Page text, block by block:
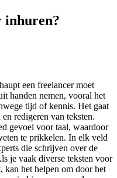
inhuren?
een freelancer moet
handen nemen, vooral het
tijd of kennis. Het gaat
redigeren van teksten.
gevoel voor taal, waardoor
te prikkelen. In elk veld
die schrijven over de
je vaak diverse teksten voor
kan het helpen om door het